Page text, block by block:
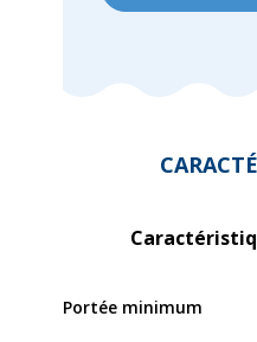
Portée minimum